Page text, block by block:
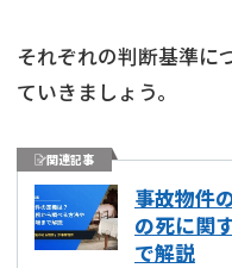
それぞれの判断基準に
ていきましょう。
関連記事
事故物件
の死に関
で解説